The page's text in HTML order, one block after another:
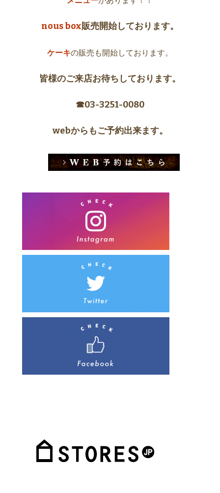
nous box販売開始しております。
ケーキの販売も開始しております。
皆様のご来店お待ちしております。
☎︎03-3251-0080
webからもご予約出来ます。